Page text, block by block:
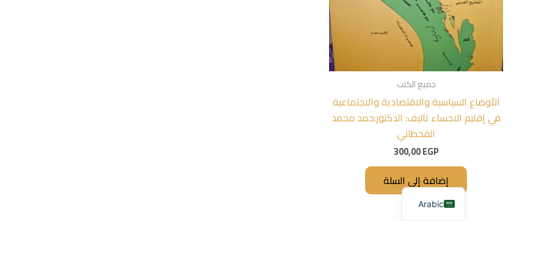
جميع الكتب
الأوضاع السياسية والاقتصادية والاجتماعية
في إقليم الاحساء تاليف: الدكتور:حمد محمد
القحطاني
300,00EGP
إضافة إلى السلة
Arabic